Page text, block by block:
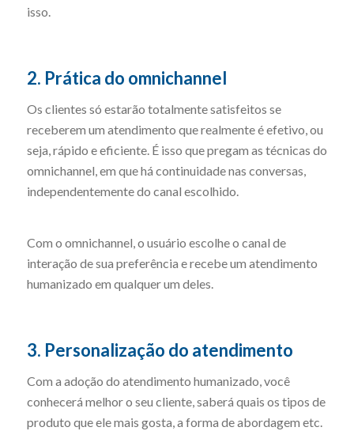
isso.
2. Prática do omnichannel
Os clientes só estarão totalmente satisfeitos se
receberem um atendimento que realmente é efetivo, ou
seja, rápido e eficiente. É isso que pregam as técnicas do
omnichannel, em que há continuidade nas conversas,
independentemente do canal escolhido.
Com o omnichannel, o usuário escolhe o canal de
interação de sua preferência e recebe um atendimento
humanizado em qualquer um deles.
3. Personalização do atendimento
Com a adoção do atendimento humanizado, você
conhecerá melhor o seu cliente, saberá quais os tipos de
produto que ele mais gosta, a forma de abordagem etc.